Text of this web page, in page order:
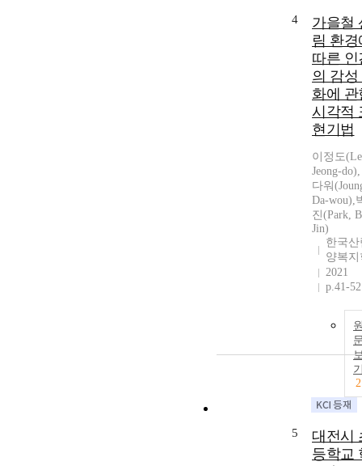
4
가을철
림 환경
따른 인
의 감성
화에 관
시각적
현기법
이정도
Jeong-
다워
Da-wou),
진(Park,
Jin)
한국
양복
2021
p.41-52
2
5
대전시
등학교